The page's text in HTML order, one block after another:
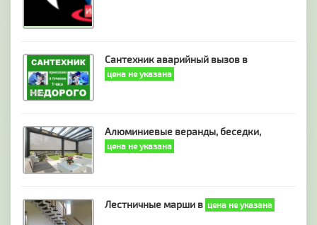
Сантехник аварийный вызов в
цена не указана
Алюминиевые веранды, беседки,
цена не указана
Лестничные марши в цена не указана